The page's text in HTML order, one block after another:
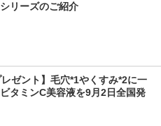
リーズのご紹介
レゼント】毛穴*1やくすみ*2に一
タミンC美容液を9月2日全国発